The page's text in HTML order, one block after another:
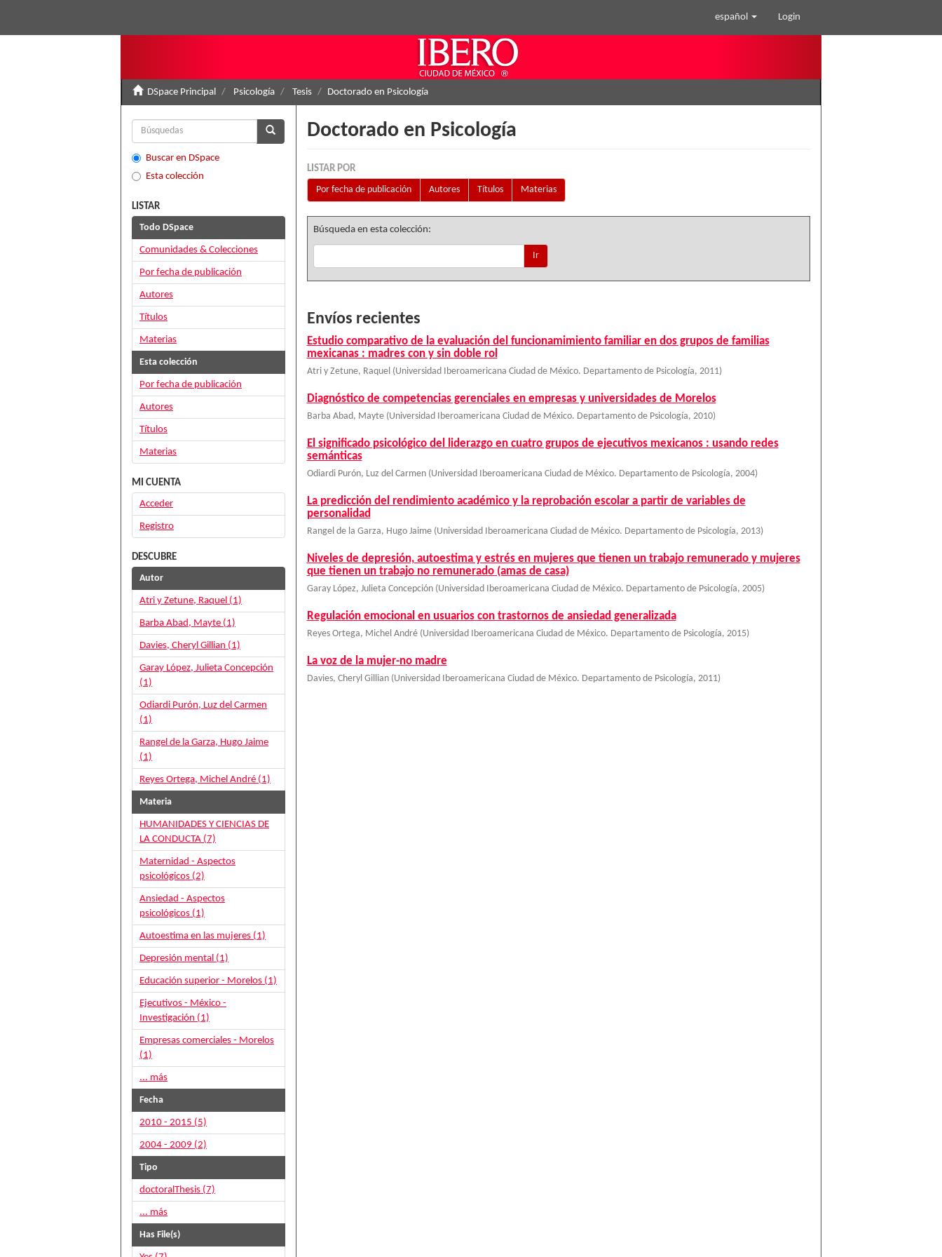
español Login
DSpace Principal Psicología Tesis Doctorado en Psicología
Doctorado en Psicología
LISTAR POR
Por fecha de publicación
Autores Títulos Materias
Búsqueda en esta colección:
Ir
Envíos recientes
Estudio comparativo de la evaluación del funcionamimiento familiar en dos grupos de familias
mexicanas : madres con y sin doble rol
Atri y Zetune, Raquel (Universidad Iberoamericana Ciudad de México. Departamento de Psicología, 2011)
Diagnóstico de competencias gerenciales en empresas y universidades de Morelos
Barba Abad, Mayte (Universidad Iberoamericana Ciudad de México. Departamento de Psicología, 2010)
El significado psicológico del liderazgo en cuatro grupos de ejecutivos mexicanos : usando redes
semánticas
Odiardi Purón, Luz del Carmen (Universidad Iberoamericana Ciudad de México. Departamento de Psicología, 2004)
La predicción del rendimiento académico y la reprobación escolar a partir de variables de
personalidad
Rangel de la Garza, Hugo Jaime (Universidad Iberoamericana Ciudad de México. Departamento de Psicología, 2013)
Niveles de depresión, autoestima y estrés en mujeres que tienen un trabajo remunerado y mujeres
que tienen un trabajo no remunerado (amas de casa)
Garay López, Julieta Concepción (Universidad Iberoamericana Ciudad de México. Departamento de Psicología, 2005)
Regulación emocional en usuarios con trastornos de ansiedad generalizada
Reyes Ortega, Michel André (Universidad Iberoamericana Ciudad de México. Departamento de Psicología, 2015)
La voz de la mujer-no madre
Davies, Cheryl Gillian (Universidad Iberoamericana Ciudad de México. Departamento de Psicología, 2011)
Buscar en DSpace
Esta colección
LISTAR
Todo DSpace
Comunidades & Colecciones
Por fecha de publicación
Autores
Títulos
Materias
Esta colección
Por fecha de publicación
Autores
Títulos
Materias
MI CUENTA
Acceder
Registro
DESCUBRE
Autor
Atri y Zetune, Raquel (1)
Barba Abad, Mayte (1)
Davies, Cheryl Gillian (1)
Garay López, Julieta Concepción
(1)
Odiardi Purón, Luz del Carmen
(1)
Rangel de la Garza, Hugo Jaime
(1)
Reyes Ortega, Michel André (1)
Materia
HUMANIDADES Y CIENCIAS DE
LA CONDUCTA (7)
Maternidad - Aspectos
psicológicos (2)
Ansiedad - Aspectos
psicológicos (1)
Autoestima en las mujeres (1)
Depresión mental (1)
Educación superior - Morelos (1)
Ejecutivos - México -
Investigación (1)
Empresas comerciales - Morelos
(1)
... más
Fecha
2010 - 2015 (5)
2004 - 2009 (2)
Tipo
doctoralThesis (7)
... más
Has File(s)